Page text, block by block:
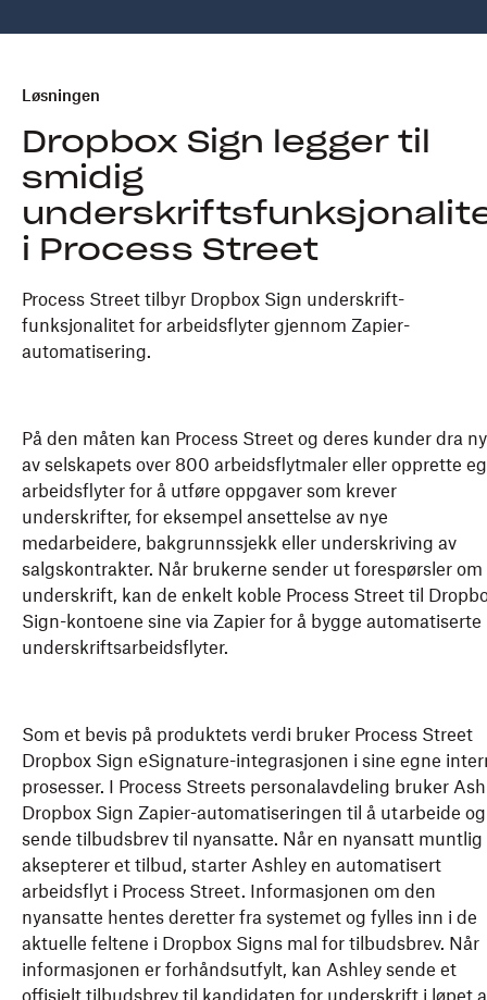
Løsningen
Dropbox Sign legger til
smidig
i Process Street
Process Street tilbyr Dropbox Sign underskrift-
funksjonalitet for arbeidsflyter gjennom Zapier-
automatisering.
På den måten kan Process Street og deres kunder dra
av selskapets over 800 arbeidsflytmaler eller opprette
arbeidsflyter for å utføre oppgaver som krever
underskrifter, for eksempel ansettelse av nye
medarbeidere, bakgrunnssjekk eller underskriving av
salgskontrakter. Når brukerne sender ut forespørsler om
underskrift, kan de enkelt koble Process Street til
Sign-kontoene sine via Zapier for å bygge automatiserte
underskriftsarbeidsflyter.
Som et bevis på produktets verdi bruker Process Street
Dropbox Sign eSignature-integrasjonen i sine egne
prosesser. I Process Streets personalavdeling bruker
Dropbox Sign Zapier-automatiseringen til å utarbeide og
sende tilbudsbrev til nyansatte. Når en nyansatt muntlig
aksepterer et tilbud, starter Ashley en automatisert
arbeidsflyt i Process Street. Informasjonen om den
nyansatte hentes deretter fra systemet og fylles inn i de
aktuelle feltene i Dropbox Signs mal for tilbudsbrev. Når
informasjonen er forhåndsutfylt, kan Ashley sende et
offisielt tilbudsbrev til kandidaten for underskrift i løpet